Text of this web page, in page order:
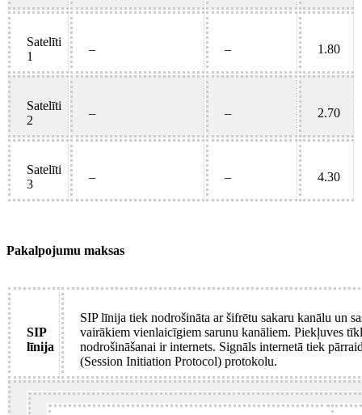
Satelīti
1
– – 1.80
Satelīti
2
– – 2.70
Satelīti
3
– – 4.30
Pakalpojumu maksas
SIP
līnija
SIP līnija tiek nodrošināta ar šifrētu sakaru kanālu un
vairākiem vienlaicīgiem sarunu kanāliem. Piekļuves
nodrošināšanai ir internets. Signāls internetā tiek
(Session Initiation Protocol) protokolu.